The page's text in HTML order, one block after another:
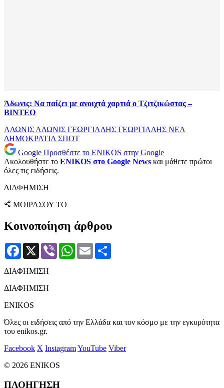
Άδωνις: Να παίζει με ανοιχτά χαρτιά ο Τζιτζικώστας –
ΒΙΝΤΕΟ
ΑΔΩΝΙΣ ΑΔΩΝΙΣ ΓΕΩΡΓΙΑΔΗΣ ΓΕΩΡΓΙΑΔΗΣ ΝΕΑ
ΔΗΜΟΚΡΑΤΙΑ ΣΠΟΤ
Google Προσθέστε το ENIKOS στην Google
Ακολουθήστε το ENIKOS στο Google News και μάθετε πρώτοι
όλες τις ειδήσεις.
ΔΙΑΦΗΜΙΣΗ
ΜΟΙΡΑΣΟΥ ΤΟ
Κοινοποίηση άρθρου
Facebook
X Viber WhatsApp
Email
ΔΙΑΦΗΜΙΣΗ
ΔΙΑΦΗΜΙΣΗ
ENIKOS
Όλες οι ειδήσεις από την Ελλάδα και τον κόσμο με την εγκυρότητα
του enikos.gr.
Facebook X InstagramYouTube Viber
© 2026 ENIKOS
ΠΛΟΗΓΗΣΗ